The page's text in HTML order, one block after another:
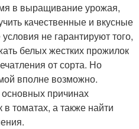
в выращивание урожая,
качественные и вкусные
не гарантируют того,
белых жестких прожилок
от сорта. Но
вполне возможно.
причинах
томатах, а также найти